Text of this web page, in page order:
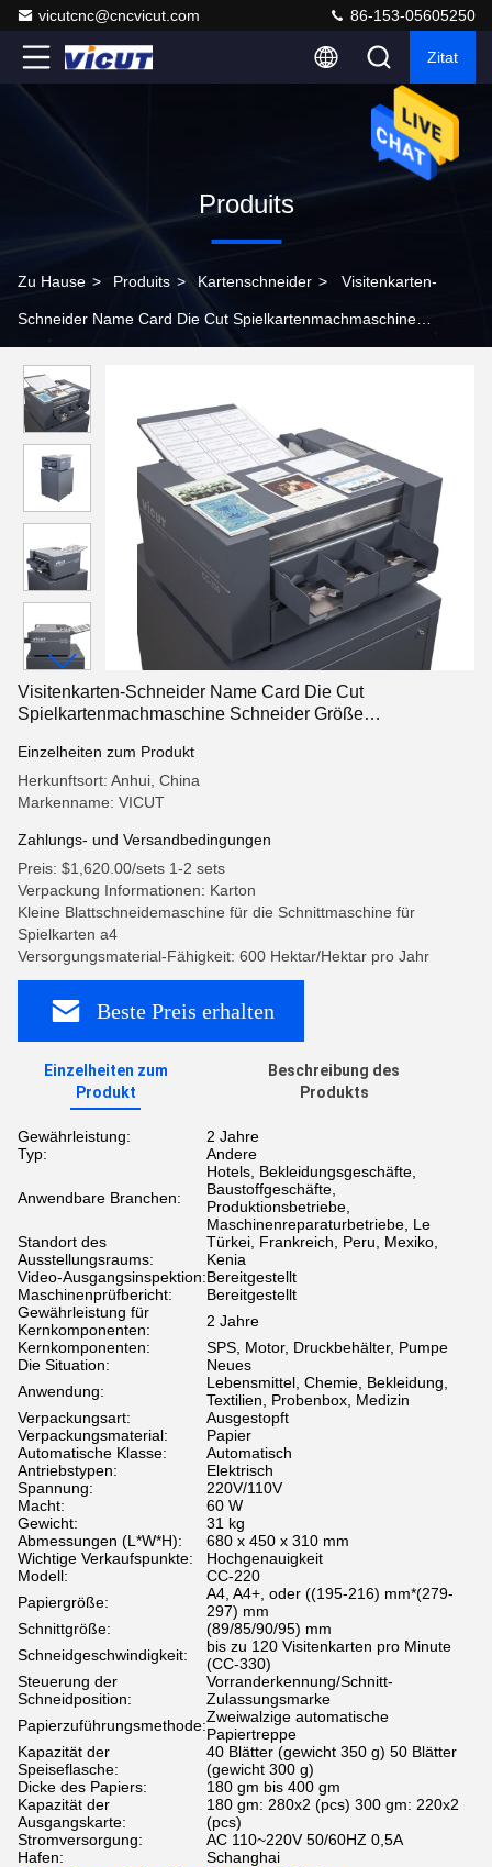
vicutcnc@cncvicut.com 86-153-05605250
Zitat
Produits
Zu Hause > Produits > Kartenschneider > Visitenkarten-
Schneider Name Card Die Cut Spielkartenmachmaschine
Visitenkarten-Schneider Name Card Die Cut
Spielkartenmachmaschine Schneider Größe
Einzelheiten zum Produkt
Herkunftsort: Anhui, China
Markenname: VICUT
Zahlungs- und Versandbedingungen
Preis: $1,620.00/sets 1-2 sets
Verpackung Informationen: Karton
Kleine Blattschneidemaschine für die Schnittmaschine für
Spielkarten a4
Versorgungsmaterial-Fähigkeit: 600 Hektar/Hektar pro Jahr
Beste Preis erhalten
Einzelheiten zum
Produkt
Beschreibung des
Produkts
Gewährleistung:
2 Jahre
Typ:
Andere
Anwendbare Branchen:
Hotels, Bekleidungsgeschäfte,
Baustoffgeschäfte,
Produktionsbetriebe,
Maschinenreparaturbetriebe, Le
Standort des
Ausstellungsraums:
Türkei, Frankreich, Peru, Mexiko,
Kenia
Video-Ausgangsinspektion:Bereitgestellt
Maschinenprüfbericht:
Bereitgestellt
Gewährleistung für
Kernkomponenten:
2 Jahre
Kernkomponenten:
SPS, Motor, Druckbehälter, Pumpe
Die Situation:
Neues
Anwendung:
Lebensmittel, Chemie, Bekleidung,
Textilien, Probenbox, Medizin
Verpackungsart:
Ausgestopft
Verpackungsmaterial:
Papier
Automatische Klasse:
Automatisch
Antriebstypen:
Elektrisch
Spannung:
220V/110V
Macht:
60 W
Gewicht:
31 kg
Abmessungen (L*W*H):
680 x 450 x 310 mm
Wichtige Verkaufspunkte:
Hochgenauigkeit
Modell:
CC-220
Papiergröße:
A4, A4+, oder ((195-216) mm*(279-
297) mm
Schnittgröße:
(89/85/90/95) mm
Schneidgeschwindigkeit:
bis zu 120 Visitenkarten pro Minute
(CC-330)
Steuerung der
Schneidposition:
Vorranderkennung/Schnitt-
Zulassungsmarke
Papierzuführungsmethode:Zweiwalzige automatische
Papiertreppe
Kapazität der
Speiseflasche:
40 Blätter (gewicht 350 g) 50 Blätter
(gewicht 300 g)
Dicke des Papiers:
180 gm bis 400 gm
Kapazität der
Ausgangskarte:
180 gm: 280x2 (pcs) 300 gm: 220x2
(pcs)
Stromversorgung:
AC 110~220V 50/60HZ 0,5A
Hafen:
Schanghai